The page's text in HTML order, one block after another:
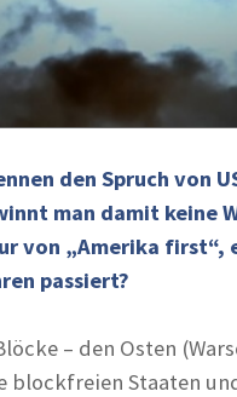
den Spruch von
man damit keine
von „Amerika first“,
passiert?
– den Osten
blockfreien Staaten